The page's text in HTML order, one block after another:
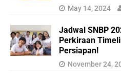
May 14, 2024
Jadwal SNBP
Perkiraan
Persiapan!
November 24,